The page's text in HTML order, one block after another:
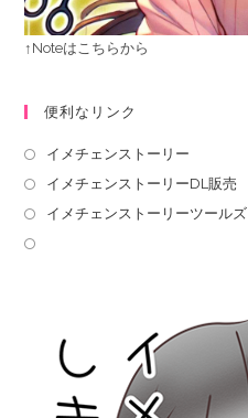
↑Noteはこちらから
便利なリンク
イメチェンストーリー
イメチェンストーリーDL販売
イメチェンストーリーツールズ